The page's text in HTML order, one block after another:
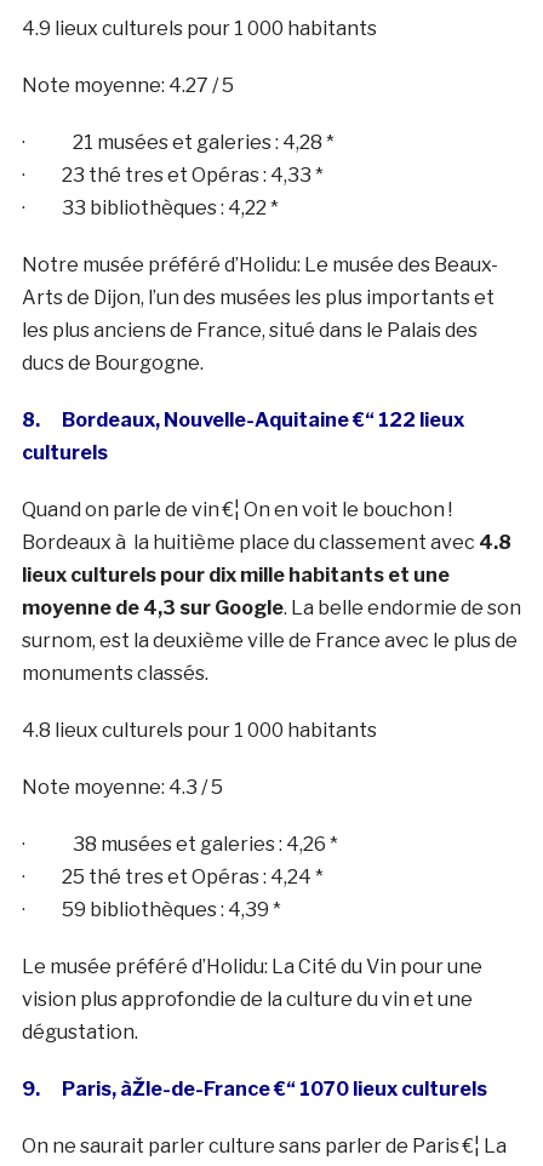
4.9 lieux culturels pour 1 000 habitants
Note moyenne: 4.27 / 5
· 21 musées et galeries : 4,28 *
· 23 thé tres et Opéras : 4,33 *
· 33 bibliothèques : 4,22 *
Notre musée préféré d’Holidu: Le musée des Beaux-
Arts de Dijon, l’un des musées les plus importants et
les plus anciens de France, situé dans le Palais des
ducs de Bourgogne.
8. Bordeaux, Nouvelle-Aquitaine €“ 122 lieux
culturels
Quand on parle de vin €¦ On en voit le bouchon !
Bordeaux à la huitième place du classement avec 4.8
lieux culturels pour dix mille habitants et une
moyenne de 4,3 sur Google. La belle endormie de son
surnom, est la deuxième ville de France avec le plus de
monuments classés.
4.8 lieux culturels pour 1 000 habitants
Note moyenne: 4.3 / 5
· 38 musées et galeries : 4,26 *
· 25 thé tres et Opéras : 4,24 *
· 59 bibliothèques : 4,39 *
Le musée préféré d’Holidu: La Cité du Vin pour une
vision plus approfondie de la culture du vin et une
dégustation.
9. Paris, àŽle-de-France €“ 1070 lieux culturels
On ne saurait parler culture sans parler de Paris €¦ La